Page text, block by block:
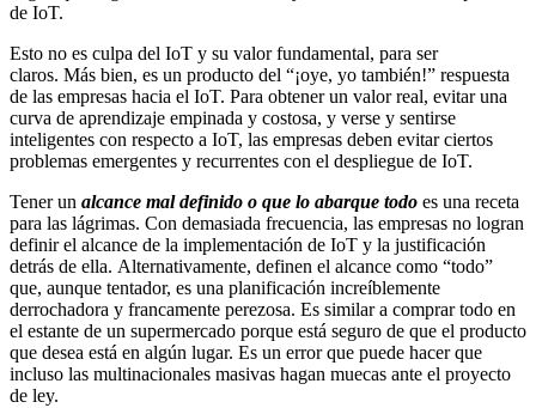
de IoT.
Esto no es culpa del IoT y su valor fundamental, para ser
claros. Más bien, es un producto del “¡oye, yo también!” respuesta
de las empresas hacia el IoT. Para obtener un valor real, evitar una
curva de aprendizaje empinada y costosa, y verse y sentirse
inteligentes con respecto a IoT, las empresas deben evitar ciertos
problemas emergentes y recurrentes con el despliegue de IoT.
Tener un alcance mal definido o que lo abarque todo es una receta
para las lágrimas. Con demasiada frecuencia, las empresas no logran
definir el alcance de la implementación de IoT y la justificación
detrás de ella. Alternativamente, definen el alcance como “todo”
que, aunque tentador, es una planificación increíblemente
derrochadora y francamente perezosa. Es similar a comprar todo en
el estante de un supermercado porque está seguro de que el producto
que desea está en algún lugar. Es un error que puede hacer que
incluso las multinacionales masivas hagan muecas ante el proyecto
de ley.